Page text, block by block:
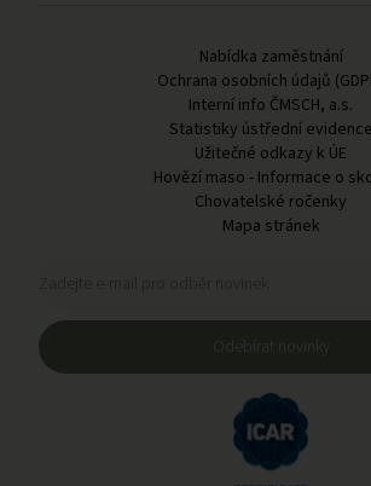
Nabídka zaměstnání
Ochrana osobních údajů
Interní info ČMSCH, a.s.
Statistiky ústřední evidence
Užitečné odkazy k ÚE
Hovězí maso - Informace o
Chovatelské ročenky
Mapa stránek
Odebírat novinky